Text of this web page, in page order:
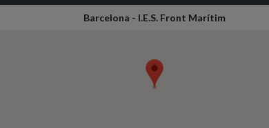
Barcelona - I.E.S. Front Marítim